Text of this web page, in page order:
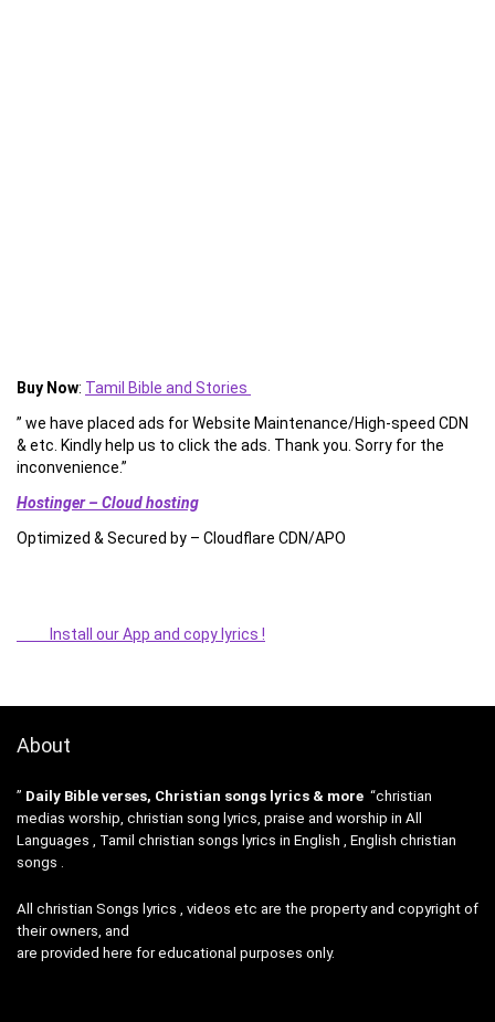
Buy Now: Tamil Bible and Stories
” we have placed ads for Website Maintenance/High-speed CDN
& etc. Kindly help us to click the ads. Thank you. Sorry for the
inconvenience.”
Hostinger – Cloud hosting
Optimized & Secured by – Cloudflare CDN/APO
Install our App and copy lyrics !
About
” Daily Bible verses, Christian songs lyrics & more “christian
medias worship, christian song lyrics, praise and worship in All
Languages , Tamil christian songs lyrics in English , English christian
songs .
All christian Songs lyrics , videos etc are the property and copyright of
their owners, and
are provided here for educational purposes only.